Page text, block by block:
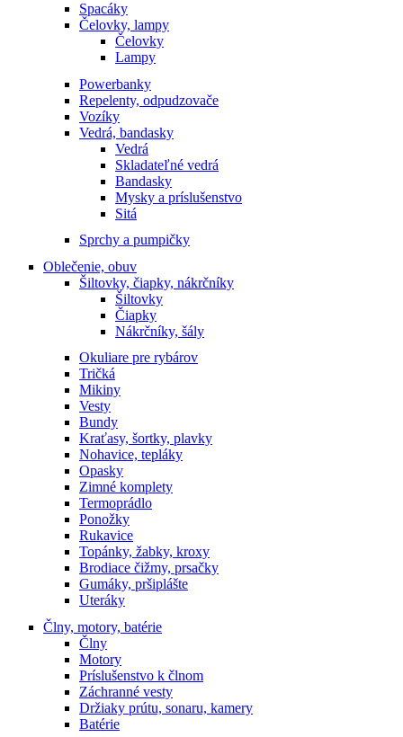
Spacáky
Čelovky, lampy
Čelovky
Lampy
Powerbanky
Repelenty, odpudzovače
Vozíky
Vedrá, bandasky
Vedrá
Skladateľné vedrá
Bandasky
Mysky a príslušenstvo
Sitá
Sprchy a pumpičky
Oblečenie, obuv
Šiltovky, čiapky, nákrčníky
Šiltovky
Čiapky
Nákrčníky, šály
Okuliare pre rybárov
Tričká
Mikiny
Vesty
Bundy
Kraťasy, šortky, plavky
Nohavice, tepláky
Opasky
Zimné komplety
Termoprádlo
Ponožky
Rukavice
Topánky, žabky, kroxy
Brodiace čižmy, prsačky
Gumáky, pršiplášte
Uteráky
Člny, motory, batérie
Člny
Motory
Príslušenstvo k člnom
Záchranné vesty
Držiaky prútu, sonaru, kamery
Batérie